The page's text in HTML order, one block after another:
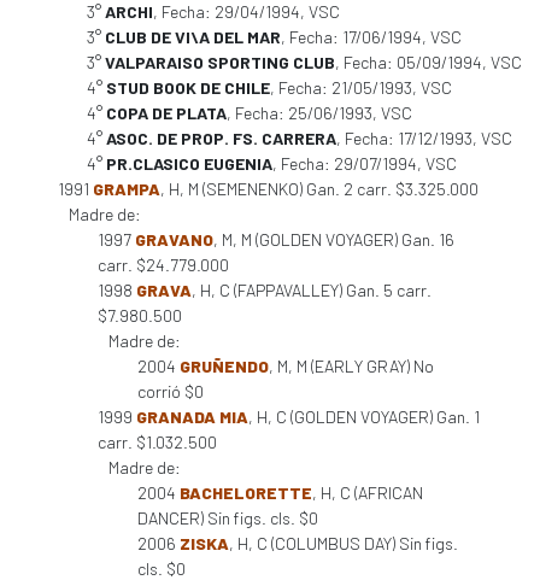
3°ARCHI, Fecha: 29/04/1994, VSC
3° CLUB DE VI\A DEL MAR, Fecha: 17/06/1994, VSC
3°VALPARAISO SPORTING CLUB, Fecha: 05/09/1994, VSC
4° STUD BOOK DE CHILE, Fecha: 21/05/1993, VSC
4° COPA DE PLATA, Fecha: 25/06/1993, VSC
4°ASOC. DE PROP. FS. CARRERA, Fecha: 17/12/1993, VSC
4° PR.CLASICO EUGENIA, Fecha: 29/07/1994, VSC
1991 GRAMPA, H, M (SEMENENKO) Gan. 2 carr. $3.325.000
Madre de:
1997 GRAVANO, M, M (GOLDEN VOYAGER) Gan. 16
carr. $24.779.000
1998 GRAVA, H, C (FAPPAVALLEY) Gan. 5 carr.
$7.980.500
Madre de:
2004 GRUÑENDO, M, M (EARLY GRAY) No
corrió $0
1999 GRANADA MIA, H, C (GOLDEN VOYAGER) Gan. 1
carr. $1.032.500
Madre de:
2004 BACHELORETTE, H, C (AFRICAN
DANCER) Sin figs. cls. $0
2006 ZISKA, H, C (COLUMBUS DAY) Sin figs.
cls. $0